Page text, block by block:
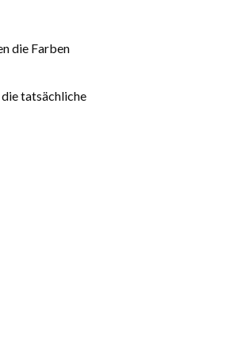
die Farben
tatsächliche